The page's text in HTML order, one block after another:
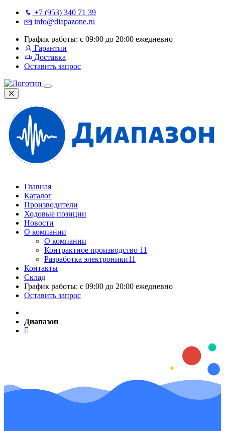
+7 (953) 340 71 39
info@diapazone.ru
График работы: с 09:00 до 20:00 ежедневно
Гарантии
Доставка
Оставить запрос
Главная
Каталог
Производители
Ходовые позиции
Новости
О компании
О компании
Контрактное производство 11
Разработка электроники11
Контакты
Склад
График работы: с 09:00 до 20:00 ежедневно
Оставить запрос
Диапазон